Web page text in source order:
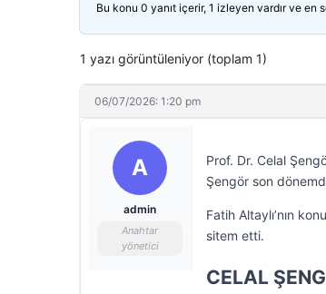
Bu konu 0 yanıt içerir, 1 izleyen vardır ve en
1 yazı görüntüleniyor (toplam 1)
06/07/2026: 1:20 pm
A
admin
Anahtar
yönetici
Prof. Dr. Celal
Şengör son
Fatih Altaylı’nın
sitem etti.
CELAL